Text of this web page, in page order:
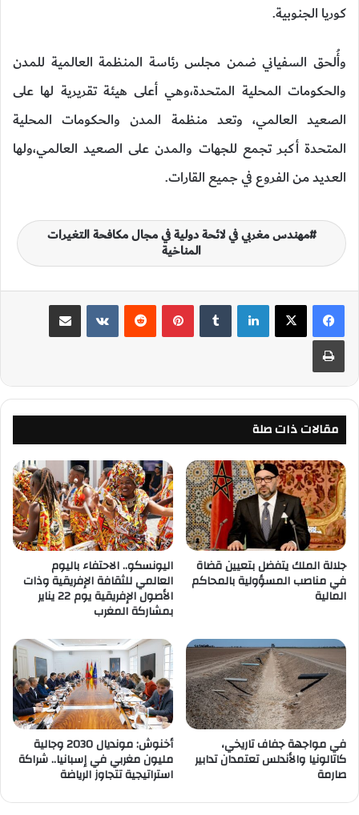
كوريا الجنوبية.
وأُلحق السفياني ضمن مجلس رئاسة المنظمة العالمية للمدن
والحكومات المحلية المتحدة،وهي أعلى هيئة تقريرية لها على
الصعيد العالمي، وتعد منظمة المدن والحكومات المحلية
المتحدة أكبر تجمع للجهات والمدن على الصعيد العالمي،ولها
العديد من الفروع في جميع القارات.
مهندس مغربي في لائحة دولية في مجال مكافحة التغيرات
المناخية
لينكدإن بينتيريست
مقالات ذات صلة
جلالة الملك يتفضل بتعيين قضاة
في مناصب المسؤولية بالمحاكم
المالية
اليونسكو.. الاحتفاء باليوم
العالمي للثقافة الإفريقية وذات
الأصول الإفريقية يوم 22 يناير
بمشاركة المغرب
في مواجهة جفاف تاريخي،
كاتالونيا والأندلس تعتمدان تدابير
صارمة
أخنوش: مونديال 2030 وجالية
مليون مغربي في إسبانيا.. شراكة
استراتيجية تتجاوز الرياضة